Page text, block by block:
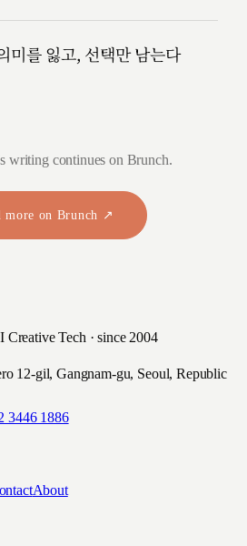
미를 잃고, 선택만 남는다
writing continues on Brunch.
more on Brunch ↗
Tech · since 2004
12-gil, Gangnam-gu, Seoul, Republic
3446 1886
About